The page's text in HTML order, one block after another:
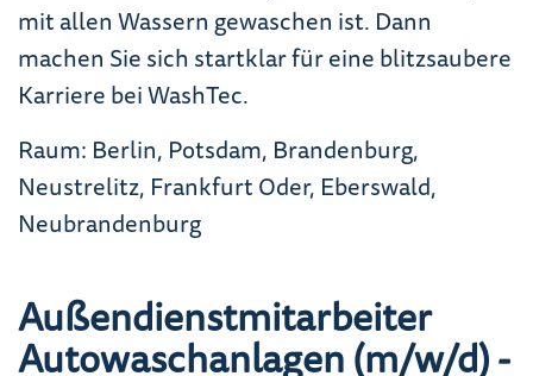
Außendienstmitarbeiter
Autowaschanlagen (m/w/d) -
mit allen Wassern gewaschen ist. Dann
machen Sie sich startklar für eine blitzsaubere
Karriere bei WashTec.
Raum: Berlin, Potsdam, Brandenburg,
Neustrelitz, Frankfurt Oder, Eberswald,
Neubrandenburg